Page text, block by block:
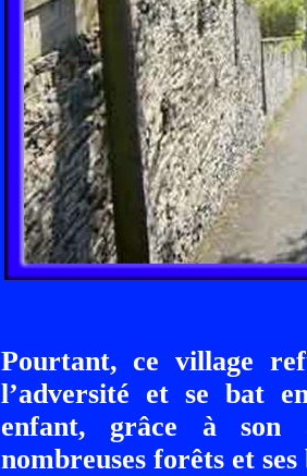
Pourtant, ce village
l’adversité et se bat
enfant, grâce à son
nombreuses forêts et